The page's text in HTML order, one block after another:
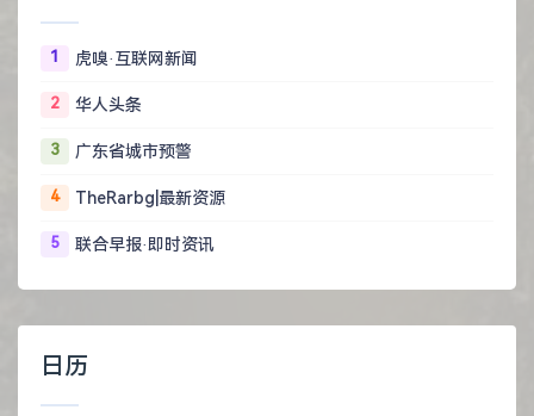
1 虎嗅·互联网新闻
2 华人头条
3 广东省城市预警
4 TheRarbg|最新资源
5 联合早报·即时资讯
日历